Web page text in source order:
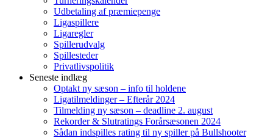
Udbetaling af præmiepenge
Ligaspillere
Ligaregler
Spillerudvalg
Spillesteder
Privatlivspolitik
Seneste indlæg
Optakt ny sæson – info til holdene
Ligatilmeldinger – Efterår 2024
Tilmelding ny sæson – deadline 2. august
Rekorder & Slutratings Forårsæsonen 2024
Sådan indspilles rating til ny spiller på Bullshooter